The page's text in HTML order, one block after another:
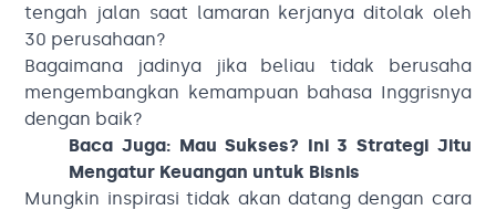
tengah jalan saat lamaran kerjanya ditolak oleh
30 perusahaan?
Bagaimana jadinya jika beliau tidak berusaha
mengembangkan kemampuan bahasa Inggrisnya
dengan baik?
Baca Juga: Mau Sukses? Ini 3 Strategi Jitu
Mengatur Keuangan untuk Bisnis
Mungkin inspirasi tidak akan datang dengan cara